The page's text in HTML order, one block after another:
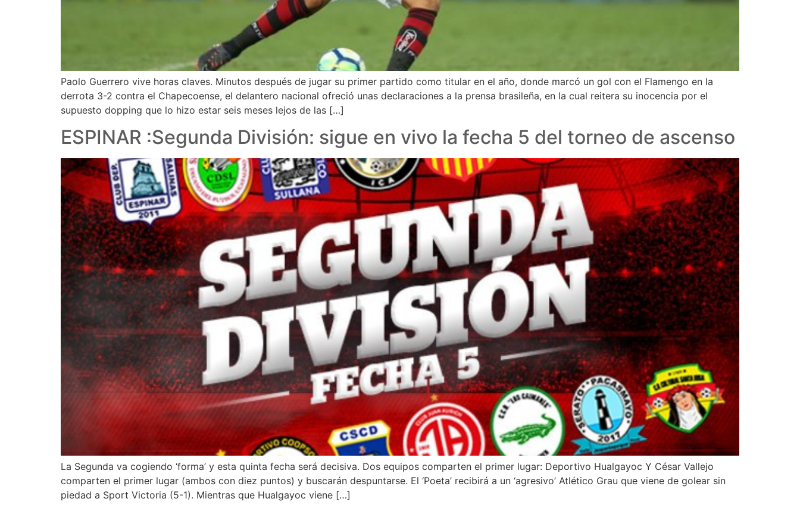
Paolo Guerrero vive horas claves. Minutos después de jugar su primer partido como titular en el año, donde marcó un gol con el Flamengo en la
derrota 3-2 contra el Chapecoense, el delantero nacional ofreció unas declaraciones a la prensa brasileña, en la cual reitera su inocencia por el
supuesto dopping que lo hizo estar seis meses lejos de las […]
ESPINAR :Segunda División: sigue en vivo la fecha 5 del torneo de ascenso
La Segunda va cogiendo ‘forma’ y esta quinta fecha será decisiva. Dos equipos comparten el primer lugar: Deportivo Hualgayoc Y César Vallejo
comparten el primer lugar (ambos con diez puntos) y buscarán despuntarse. El ‘Poeta’ recibirá a un ‘agresivo’ Atlético Grau que viene de golear sin
piedad a Sport Victoria (5-1). Mientras que Hualgayoc viene […]